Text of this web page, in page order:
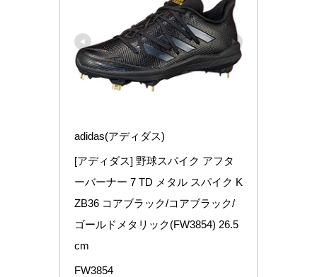
adidas(アディダス)
[アディダス] 野球スパイク アフタ
ーバーナー 7 TD メタル スパイク K
ZB36 コアブラック/コアブラック/
ゴールドメタリック(FW3854) 26.5
cm
FW3854